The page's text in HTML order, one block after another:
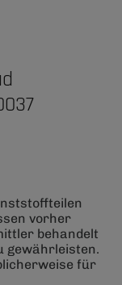
vorher
behandelt
gewährleisten.
für